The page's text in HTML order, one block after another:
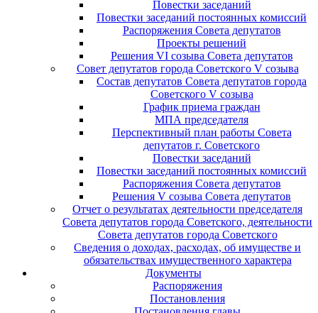
Повестки заседаний
Повестки заседаний постоянных комиссий
Распоряжения Совета депутатов
Проекты решений
Решения VI созыва Совета депутатов
Совет депутатов города Советского V созыва
Состав депутатов Совета депутатов города
Советского V созыва
График приема граждан
МПА председателя
Перспективный план работы Совета
депутатов г. Советского
Повестки заседаний
Повестки заседаний постоянных комиссий
Распоряжения Совета депутатов
Решения V созыва Совета депутатов
Отчет о результатах деятельности председателя
Совета депутатов города Советского, деятельности
Совета депутатов города Советского
Сведения о доходах, расходах, об имуществе и
обязательствах имущественного характера
Документы
Распоряжения
Постановления